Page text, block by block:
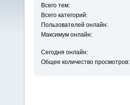
Всего тем:
Всего категорий:
Пользователей онлайн:
Максимум онлайн:
Сегодня онлайн:
Общее количество просмотров: